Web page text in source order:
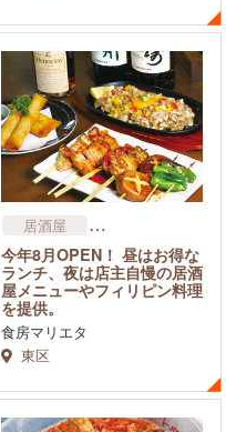
居酒屋
和食・寿司（すし）
アジア・エスニック料理
今年8月OPEN！ 昼はお得な
ランチ、夜は店主自慢の居酒
屋メニューやフィリピン料理
を提供。
食房マリエタ
東区